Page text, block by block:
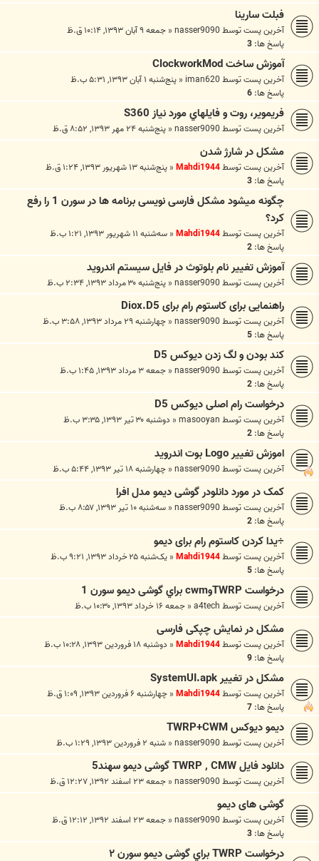
فبلت سارینا
آخرین پست توسط nasser9090
« جمعه ۹ آبان ۱۳۹۳, ۱۰:۱۴ ق.ظ
پاسخ ها: 3
آموزش ساخت ClockworkMod
آخرین پست توسط iman620
« پنج‌شنبه ۱ آبان ۱۳۹۳, ۵:۳۱ ب.ظ
پاسخ ها: 6
فريموير، روت و فايلهاي مورد نياز S360
آخرین پست توسط nasser9090
« پنج‌شنبه ۲۴ مهر ۱۳۹۳, ۸:۵۲ ق.ظ
مشکل در شارژ شدن
آخرین پست توسطMahdi1944
« پنج‌شنبه ۱۳ شهریور ۱۳۹۳, ۱:۲۴ ق.ظ
پاسخ ها: 3
چگونه میشود مشکل فارسی نویسی برنامه ها در سورن 1 را رفع
کرد؟
آخرین پست توسطMahdi1944
« سه‌شنبه ۱۱ شهریور ۱۳۹۳, ۱:۲۱ ب.ظ
پاسخ ها: 2
آموزش تغییر نام بلوتوث در فایل سیستم اندروید
آخرین پست توسط nasser9090
« پنج‌شنبه ۳۰ مرداد ۱۳۹۳, ۲:۳۴ ب.ظ
راهنمایی برای کاستوم رام برای Diox.D5
آخرین پست توسط nasser9090
« چهارشنبه ۲۹ مرداد ۱۳۹۳, ۳:۵۸ ب.ظ
پاسخ ها: 5
کند بودن و لگ زدن دیوکس D5
آخرین پست توسط nasser9090
« جمعه ۳ مرداد ۱۳۹۳, ۱:۴۵ ب.ظ
پاسخ ها: 2
درخواست رام اصلی دیوکس D5
آخرین پست توسط masooyan
« دوشنبه ۳۰ تیر ۱۳۹۳, ۳:۳۵ ب.ظ
پاسخ ها: 2
اموزش تغییر Logo بوت اندروید
آخرین پست توسط nasser9090
« چهارشنبه ۱۸ تیر ۱۳۹۳, ۵:۴۴ ب.ظ
کمک در مورد دانلودر گوشی دیمو مدل افرا
آخرین پست توسط nasser9090
« سه‌شنبه ۱۰ تیر ۱۳۹۳, ۸:۵۷ ب.ظ
پاسخ ها: 2
÷یدا کردن کاستوم رام برای دیمو
آخرین پست توسطMahdi1944
« یک‌شنبه ۲۵ خرداد ۱۳۹۳, ۹:۲۱ ب.ظ
پاسخ ها: 5
درخواست TWRPوcwm براي گوشی دیمو سورن 1
آخرین پست توسط a4tech
« جمعه ۱۶ خرداد ۱۳۹۳, ۱۰:۳۰ ب.ظ
مشکل در نمایش چپکی فارسی
آخرین پست توسطMahdi1944
« دوشنبه ۱۸ فروردین ۱۳۹۳, ۱۰:۲۸ ب.ظ
پاسخ ها: 9
مشکل در تغییر SystemUI.apk
آخرین پست توسطMahdi1944
« چهارشنبه ۶ فروردین ۱۳۹۳, ۱:۰۹ ق.ظ
پاسخ ها: 7
دیمو دیوکس TWRP+CWM
آخرین پست توسط nasser9090
« شنبه ۲ فروردین ۱۳۹۳, ۱:۲۹ ب.ظ
دانلود فایل TWRP , CMW گوشی دیمو سهند5
آخرین پست توسط nasser9090
« جمعه ۲۳ اسفند ۱۳۹۲, ۱۲:۲۷ ق.ظ
گوشی های دیمو
آخرین پست توسط nasser9090
« جمعه ۲۳ اسفند ۱۳۹۲, ۱۲:۱۲ ق.ظ
پاسخ ها: 3
درخواست TWRP براي گوشی دیمو سورن ۲